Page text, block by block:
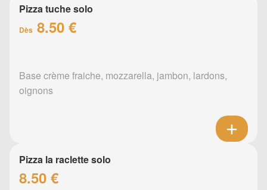
Pizza tuche solo
Dès 8.50 €
Base crème fraiche, mozzarella, jambon, lardons,
oignons
Pizza la raclette solo
8.50 €